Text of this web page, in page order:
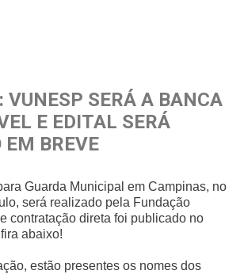
VUNESP SERÁ A BANCA
E EDITAL SERÁ
EM BREVE
Guarda Municipal em Campinas, no
será realizado pela Fundação
contratação direta foi publicado no
abaixo!
estão presentes os nomes dos